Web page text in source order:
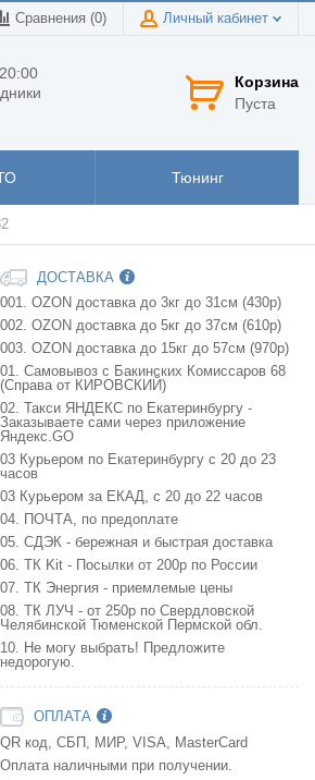
Сравнения (0) Личный кабинет
Корзина
Пуста
Тюнинг
ДОСТАВКА
001. OZON доставка до 3кг до 31см (430р)
002. OZON доставка до 5кг до 37см (610р)
003. OZON доставка до 15кг до 57см (970р)
01. Самовывоз с Бакинских Комиссаров 68
(Справа от КИРОВСКИЙ)
02. Такси ЯНДЕКС по Екатеринбургу -
Заказываете сами через приложение
Яндекс.GO
03 Курьером по Екатеринбургу с 20 до 23
часов
03 Курьером за ЕКАД, с 20 до 22 часов
04. ПОЧТА, по предоплате
05. СДЭК - бережная и быстрая доставка
06. ТК Kit - Посылки от 200р по России
07. ТК Энергия - приемлемые цены
08. ТК ЛУЧ - от 250р по Свердловской
Челябинской Тюменской Пермской обл.
10. Не могу выбрать! Предложите
недорогую.
ОПЛАТА
QR код, СБП, МИР, VISA, MasterCard
Оплата наличными при получении.